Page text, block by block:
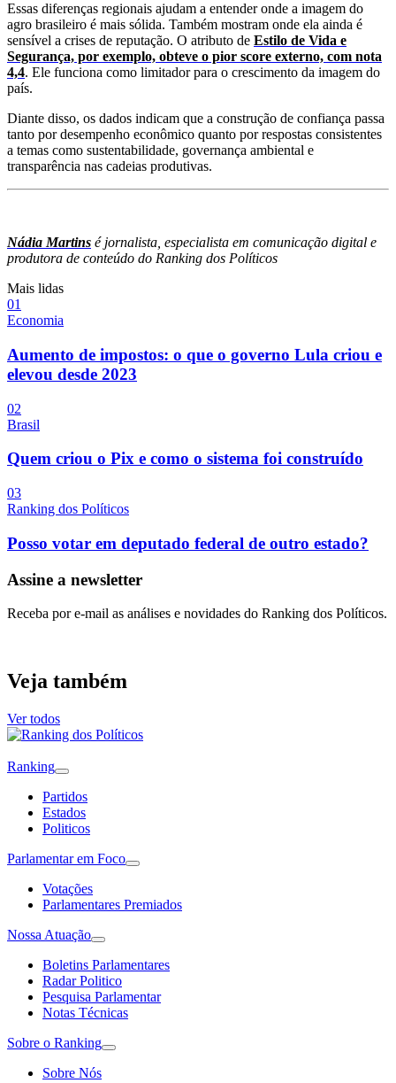
Essas diferenças regionais ajudam a entender onde a imagem do
agro brasileiro é mais sólida. Também mostram onde ela ainda é
sensível a crises de reputação. O atributo de Estilo de Vida e
Segurança, por exemplo, obteve o pior score externo, com nota
4,4. Ele funciona como limitador para o crescimento da imagem do
país.
Diante disso, os dados indicam que a construção de confiança passa
tanto por desempenho econômico quanto por respostas consistentes
a temas como sustentabilidade, governança ambiental e
transparência nas cadeias produtivas.
Nádia Martins é jornalista, especialista em comunicação digital e
produtora de conteúdo do Ranking dos Políticos
Mais lidas
01
Economia
Aumento de impostos: o que o governo Lula criou e
elevou desde 2023
02
Brasil
Quem criou o Pix e como o sistema foi construído
03
Ranking dos Políticos
Posso votar em deputado federal de outro estado?
Assine a newsletter
Receba por e-mail as análises e novidades do Ranking dos Políticos.
Veja também
Ver todos
Ranking
Partidos
Estados
Politicos
Parlamentar em Foco
Votações
Parlamentares Premiados
Nossa Atuação
Boletins Parlamentares
Radar Politico
Pesquisa Parlamentar
Notas Técnicas
Sobre o Ranking
Sobre Nós